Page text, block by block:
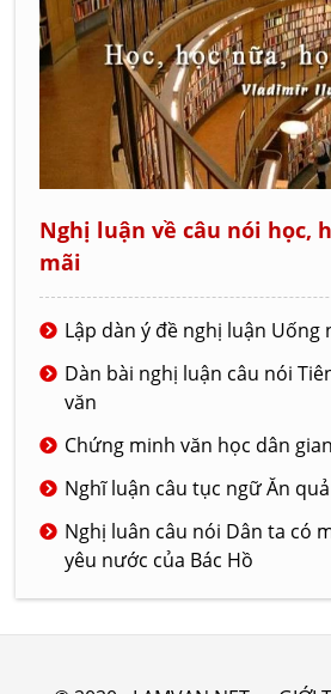
Nghị luận về câu nói học,
mãi
Lập dàn ý đề nghị luận
Dàn bài nghị luận câu nói
văn
Chứng minh văn học dân
Nghĩ luận câu tục ngữ Ăn
Nghị luân câu nói Dân ta có
yêu nước của Bác Hồ